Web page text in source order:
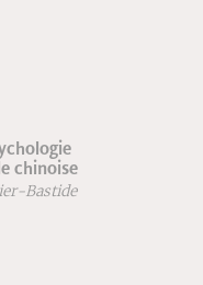
chinoise
Bastide